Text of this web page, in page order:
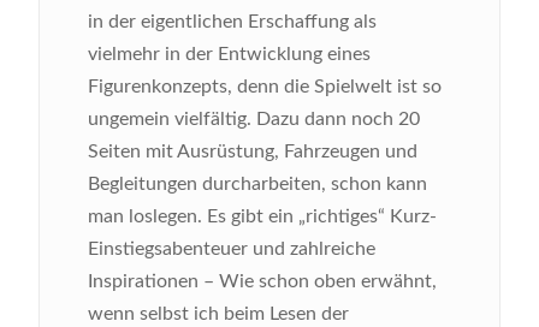
in der eigentlichen Erschaffung als
vielmehr in der Entwicklung eines
Figurenkonzepts, denn die Spielwelt ist so
ungemein vielfältig. Dazu dann noch 20
Seiten mit Ausrüstung, Fahrzeugen und
Begleitungen durcharbeiten, schon kann
man loslegen. Es gibt ein „richtiges“ Kurz-
Einstiegsabenteuer und zahlreiche
Inspirationen – Wie schon oben erwähnt,
wenn selbst ich beim Lesen der